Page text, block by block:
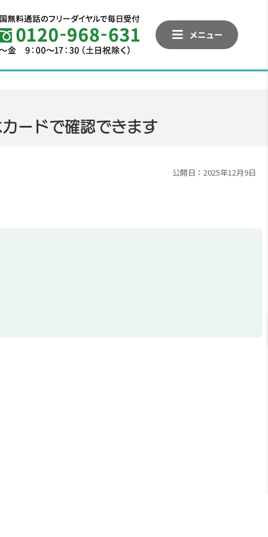
メニュー
ードで確認できます
公開日：2025年12月9日